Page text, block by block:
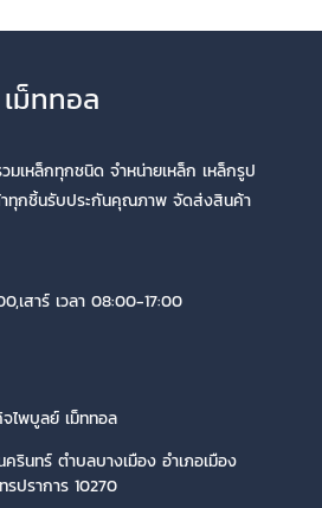
ม็ททอล
มเหล็กทุกชนิด จำหน่ายเหล็ก เหล็กรูป
กชิ้นรับประกันคุณภาพ จัดส่งสินค้า
เสาร์ เวลา 08:00-17:00
ไพบูลย์ เม็ททอล
นทร์ ตำบลบางเมือง อำเภอเมือง
ปราการ 10270